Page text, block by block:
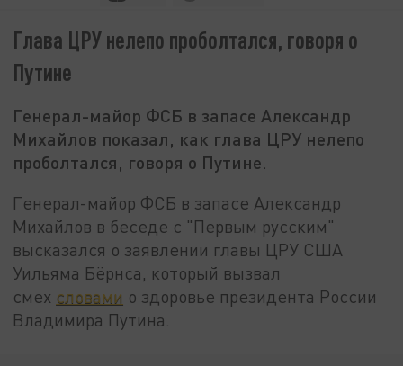
Глава ЦРУ нелепо проболтался, говоря о
Путине
Генерал-майор ФСБ в запасе Александр
Михайлов показал, как глава ЦРУ нелепо
проболтался, говоря о Путине.
Генерал-майор ФСБ в запасе Александр
Михайлов в беседе с "Первым русским"
высказался о заявлении главы ЦРУ США
Уильяма Бёрнса, который вызвал
смех словами о здоровье президента России
Владимира Путина.